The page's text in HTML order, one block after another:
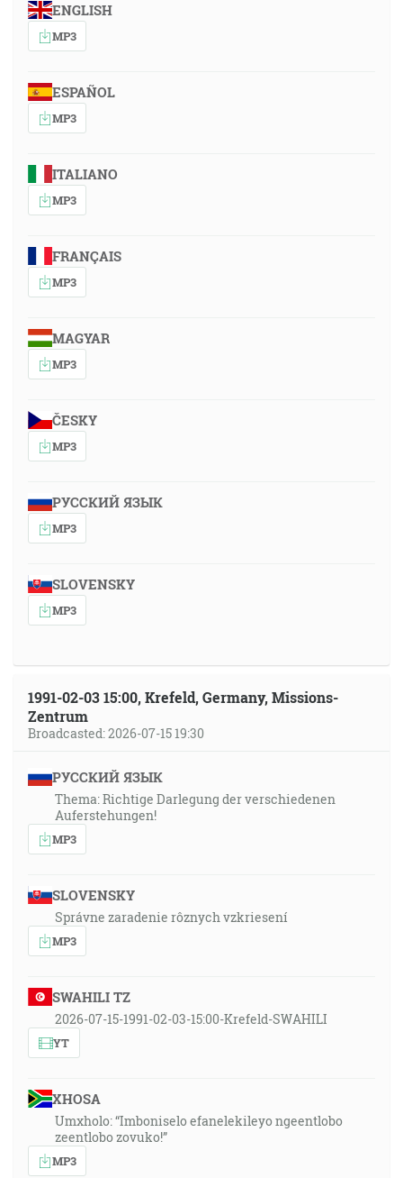
ENGLISH
MP3
ESPAÑOL
MP3
ITALIANO
MP3
FRANÇAIS
MP3
MAGYAR
MP3
ČESKY
MP3
РУССКИЙ ЯЗЫК
MP3
SLOVENSKY
MP3
1991-02-03 15:00, Krefeld, Germany, Missions-
Zentrum
Broadcasted: 2026-07-15 19:30
РУССКИЙ ЯЗЫК
Thema: Richtige Darlegung der verschiedenen
Auferstehungen!
MP3
SLOVENSKY
Správne zaradenie rôznych vzkriesení
MP3
SWAHILI TZ
2026-07-15-1991-02-03-15:00-Krefeld-SWAHILI
YT
XHOSA
Umxholo: “Imboniselo efanelekileyo ngeentlobo
zeentlobo zovuko!”
MP3